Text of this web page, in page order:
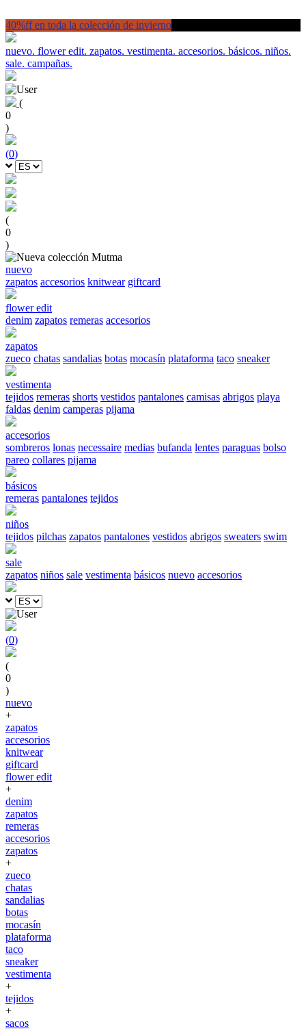
40%ff en toda la colección de invierno
nuevo. flower edit. zapatos. vestimenta. accesorios. básicos. niños.
sale. campañas.
(
0
)
(0)
(
0
)
nuevo
zapatos accesorios knitwear giftcard
flower edit
denim zapatos remeras accesorios
zapatos
zueco chatas sandalias botas mocasín plataforma taco sneaker
vestimenta
tejidos remeras shorts vestidos pantalones camisas abrigos playa
faldas denim camperas pijama
accesorios
sombreros lonas necessaire medias bufanda lentes paraguas bolso
pareo collares pijama
básicos
remeras pantalones tejidos
niños
tejidos pilchas zapatos pantalones vestidos abrigos sweaters swim
sale
zapatos niños sale vestimenta básicos nuevo accesorios
(0)
(
0
)
nuevo
+
zapatos
accesorios
knitwear
giftcard
flower edit
+
denim
zapatos
remeras
accesorios
zapatos
+
zueco
chatas
sandalias
botas
mocasín
plataforma
taco
sneaker
vestimenta
+
tejidos
+
sacos